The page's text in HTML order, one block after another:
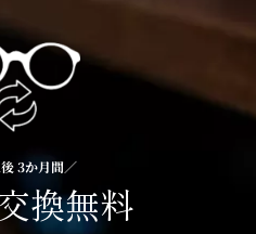
3か月間／
換無料